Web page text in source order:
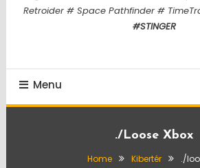
Retroider # Space Pathfinder #
#STINGER
Menu
./loose Xbox
Home Kibertér ./